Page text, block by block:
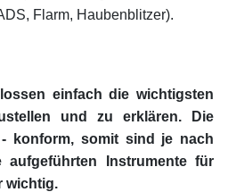
Flarm, Haubenblitzer).
einfach die wichtigsten
und zu erklären. Die
konform, somit sind je nach
Instrumente für
wichtig.